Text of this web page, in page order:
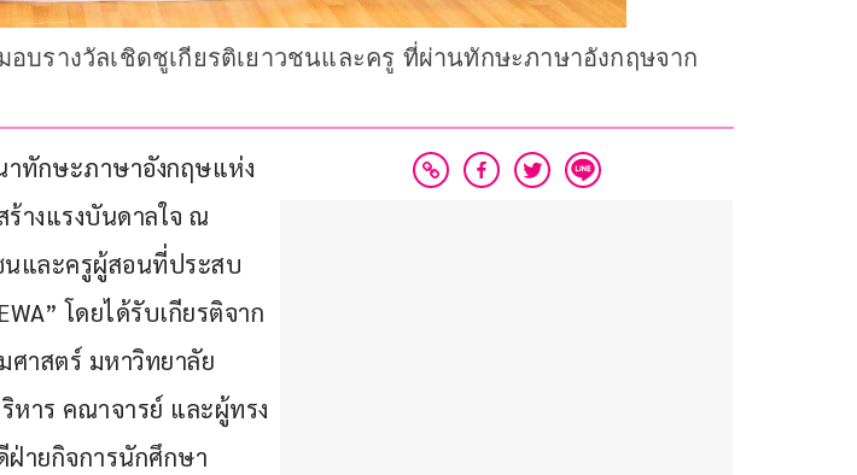
รางวัลเชิดชูเกียรติเยาวชนและครู ที่ผ่านทักษะภาษาอังกฤษจาก
าทักษะภาษาอังกฤษแห่ง
างแรงบันดาลใจ ณ
นและครูผู้สอนที่ประสบ
โดยได้รับเกียรติจาก
าสตร์ มหาวิทยาลัย
หาร คณาจารย์ และผู้ทรง
ายกิจการนักศึกษา